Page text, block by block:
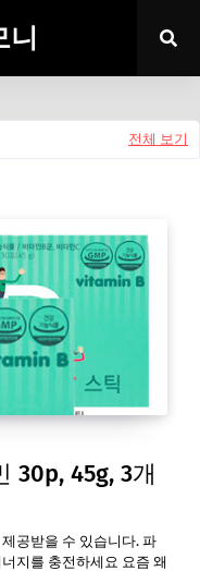
전체 보기
30p, 45g, 3개
공받을 수 있습니다. 파
지를 충전하세요 요즘 왜